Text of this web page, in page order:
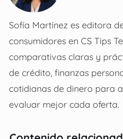
Sofía Martínez es editora
consumidores en CS Tips
comparativas claras y
de crédito, finanzas
cotidianas de dinero para
evaluar mejor cada oferta.